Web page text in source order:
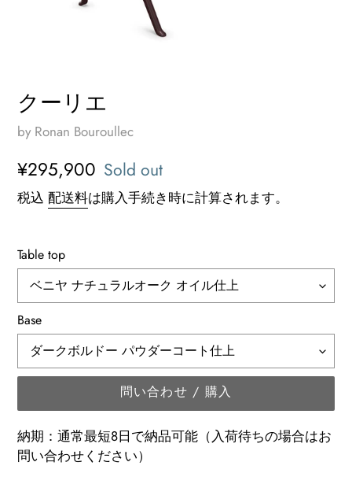
クーリエ
by Ronan Bouroullec
通
常
格
¥295,900 Sold out
税込 配送料は購入手続き時に計算されます。
Table top
Base
問い合わせ / 購入
納期：通常最短8日で納品可能（入荷待ちの場合はお
問い合わせください）